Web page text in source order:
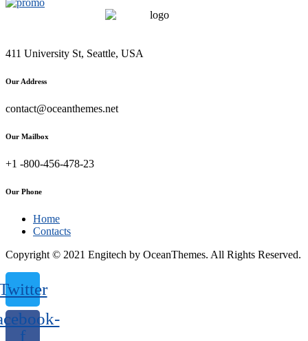
411 University St, Seattle, USA
Our Address
contact@oceanthemes.net
Our Mailbox
+1 -800-456-478-23
Our Phone
Home
Contacts
Copyright © 2021 Engitech by OceanThemes. All Rights Reserved.
f